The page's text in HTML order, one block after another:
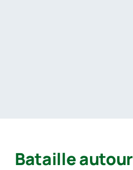
Bataille